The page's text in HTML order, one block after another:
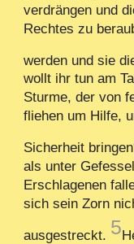
verdrängen und
Rechtes zu
werden und sie
wollt ihr tun am
Sturme, der von
fliehen um Hilfe,
Sicherheit
als unter
Erschlagenen
sich sein Zorn
ausgestreckt. 5